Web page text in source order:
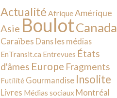
Actualité AfriqueAmérique
Asie BoulotCanada
Caraïbes Dans les médias
EnTransit.ca Entrevues États
d'âmes Europe Fragments
Futilité Gourmandise Insolite
Livres Médias sociaux Montréal